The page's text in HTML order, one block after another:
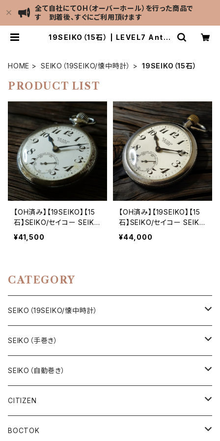
全て自社にてOH（オーバーホール）を行った商品で
す 到着後、すぐにご利用頂けます
19SEIKO（15石） | LEVEL7 Antiq
HOME SEIKO（19SEIKO/懐中時計） 19SEIKO（15石）
PRODUCT LIST
【OH済み】【19SEIKO】【15
石】SEIKO/セイコー SEIKO
ロゴ PRECISION/プレシジ
ョン 鉄道時計/懐中時計 15
み アンティークウォッチ 19
seiko【seiko15-18】
¥41,500
【OH済み】【19SEIKO】【15
石】SEIKO/セイコー SEIKO
ロゴ PRECISION/プレシジ
ョン 鉄道時計/懐中時計 15
¥44,000
CATEGORY
SEIKO（19SEIKO/懐中時計）
19SEIKO（7石）
19SEIKO（15石）
19SEIKO（21石）
その他の懐中時計
SEIKO（手巻き）
キングセイコー（KINGSEIKO）
クラウン（CROWN）
クロノス（CRONOS）
SEIKO（自動巻き）
5アクタス（5ACTUS）
5”スポーツ”（5”SPORTS”）
CITIZEN
手巻き腕時計
BOCTOK